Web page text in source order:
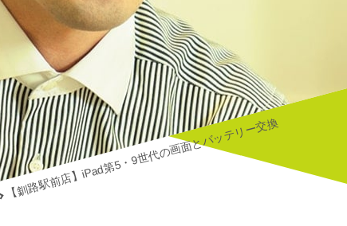
【釧路駅前店】iPad第5・9世代の画面とバッテリー交換